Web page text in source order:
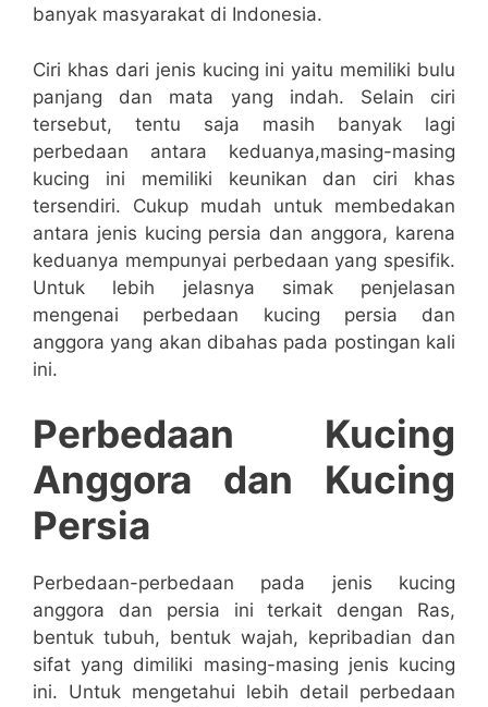
banyak masyarakat di Indonesia.
Ciri khas dari jenis kucing ini yaitu memiliki bulu
panjang dan mata yang indah. Selain ciri
tersebut, tentu saja masih banyak lagi
perbedaan antara keduanya,masing-masing
kucing ini memiliki keunikan dan ciri khas
tersendiri. Cukup mudah untuk membedakan
antara jenis kucing persia dan anggora, karena
keduanya mempunyai perbedaan yang spesifik.
Untuk lebih jelasnya simak penjelasan
mengenai perbedaan kucing persia dan
anggora yang akan dibahas pada postingan kali
ini.
Perbedaan Kucing
Anggora dan Kucing
Persia
Perbedaan-perbedaan pada jenis kucing
anggora dan persia ini terkait dengan Ras,
bentuk tubuh, bentuk wajah, kepribadian dan
sifat yang dimiliki masing-masing jenis kucing
ini. Untuk mengetahui lebih detail perbedaan